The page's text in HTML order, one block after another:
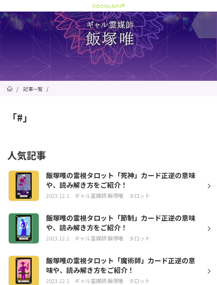
/ 記事一覧 /
「#」
人気記事
飯塚唯の霊視タロット「死神」カード正逆の意味
や、読み解き方をご紹介！
2023.12.1 ギャル霊媒師 飯塚唯 タロット
飯塚唯の霊視タロット「節制」カード正逆の意味
や、読み解き方をご紹介！
2023.12.1 ギャル霊媒師 飯塚唯 タロット
飯塚唯の霊視タロット「魔術師」カード正逆の意
味や、読み解き方をご紹介！
2023.12.1 ギャル霊媒師 飯塚唯 タロット